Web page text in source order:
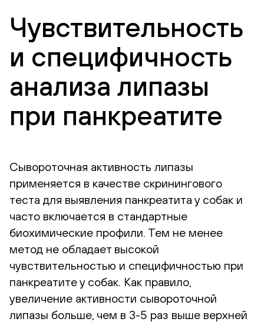
Чувствительность
и специфичность
анализа липазы
при панкреатите
Сывороточная активность липазы
применяется в качестве скринингового
теста для выявления панкреатита у собак и
часто включается в стандартные
биохимические профили. Тем не менее
метод не обладает высокой
чувствительностью и специфичностью при
панкреатите у собак. Как правило,
увеличение активности сывороточной
липазы больше, чем в 3-5 раз выше верхней